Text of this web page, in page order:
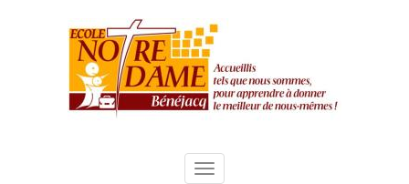
Toggle